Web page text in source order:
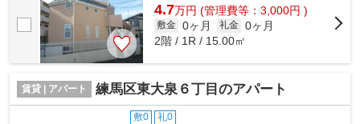
4.7万円 (管理費等：3,000円 )
敷金 0ヶ月 礼金 0ヶ月
2階 / 1R / 15.00㎡
賃貸 | アパート 練馬区東大泉６丁目のアパート
敷0 礼0